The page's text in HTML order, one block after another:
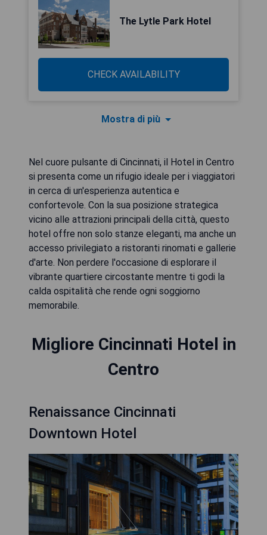
The Lytle Park Hotel
CHECK AVAILABILITY
Mostra di più
Nel cuore pulsante di Cincinnati, il Hotel in Centro
si presenta come un rifugio ideale per i viaggiatori
in cerca di un'esperienza autentica e
confortevole. Con la sua posizione strategica
vicino alle attrazioni principali della città, questo
hotel offre non solo stanze eleganti, ma anche un
accesso privilegiato a ristoranti rinomati e gallerie
d'arte. Non perdere l'occasione di esplorare il
vibrante quartiere circostante mentre ti godi la
calda ospitalità che rende ogni soggiorno
memorabile.
Migliore Cincinnati Hotel in
Centro
Renaissance Cincinnati
Downtown Hotel